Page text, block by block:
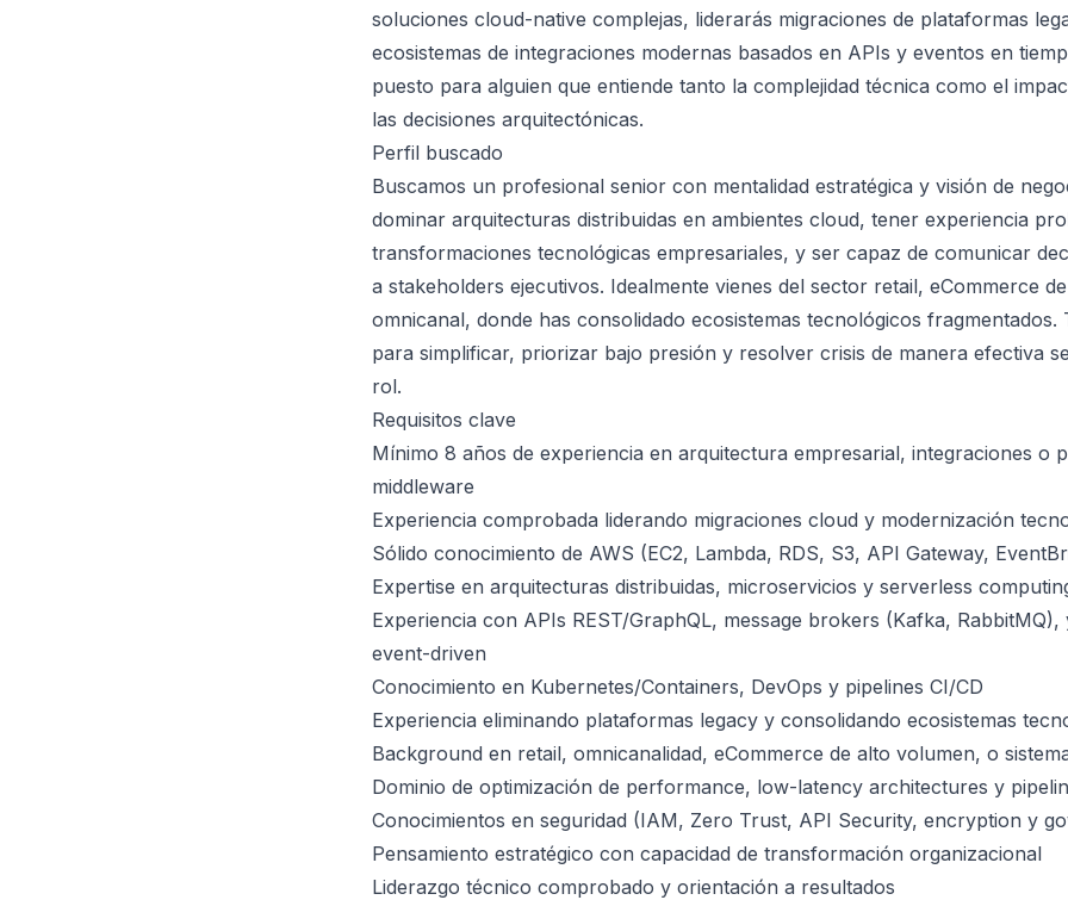
soluciones cloud-native complejas, liderarás migraciones de plataformas
ecosistemas de integraciones modernas basados en APIs y eventos en
puesto para alguien que entiende tanto la complejidad técnica como el
las decisiones arquitectónicas.
Perfil buscado
Buscamos un profesional senior con mentalidad estratégica y visión de
dominar arquitecturas distribuidas en ambientes cloud, tener experiencia
transformaciones tecnológicas empresariales, y ser capaz de comunicar
a stakeholders ejecutivos. Idealmente vienes del sector retail, eCommerce
omnicanal, donde has consolidado ecosistemas tecnológicos fragmentados.
para simplificar, priorizar bajo presión y resolver crisis de manera efectiva
rol.
Requisitos clave
Mínimo 8 años de experiencia en arquitectura empresarial, integraciones o
middleware
Experiencia comprobada liderando migraciones cloud y modernización
Sólido conocimiento de AWS (EC2, Lambda, RDS, S3, API Gateway,
Expertise en arquitecturas distribuidas, microservicios y serverless
Experiencia con APIs REST/GraphQL, message brokers (Kafka,
event-driven
Conocimiento en Kubernetes/Containers, DevOps y pipelines CI/CD
Experiencia eliminando plataformas legacy y consolidando ecosistemas
Background en retail, omnicanalidad, eCommerce de alto volumen, o
Dominio de optimización de performance, low-latency architectures y
Conocimientos en seguridad (IAM, Zero Trust, API Security, encryption y
Pensamiento estratégico con capacidad de transformación organizacional
Liderazgo técnico comprobado y orientación a resultados